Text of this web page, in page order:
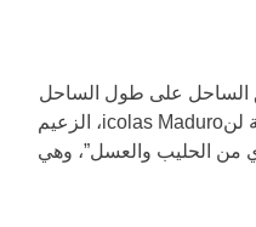
الساحل على طول الساحل
الشمالي لفنزويلا مع صورة ضخمة لنicolas Maduro، الزعيم
من الحليب والعسل”، وهي